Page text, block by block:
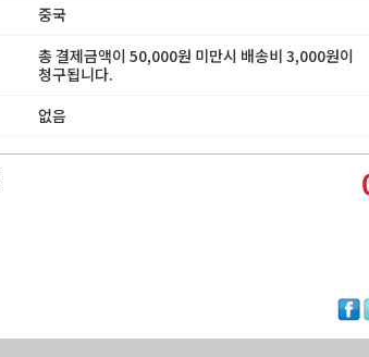
중국
총 결제금액이 50,000원 미만시 배송비 3,000원이
청구됩니다.
없음